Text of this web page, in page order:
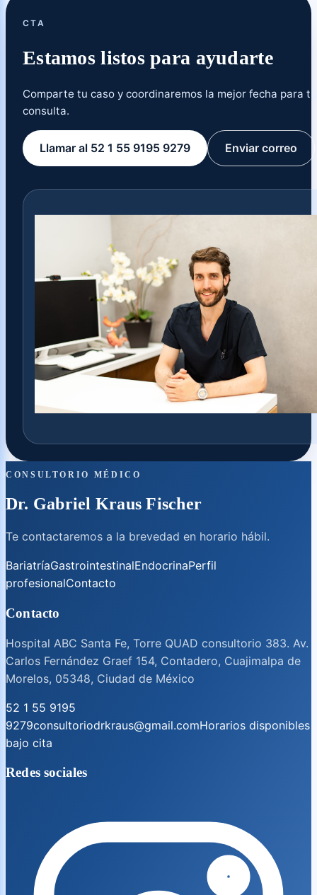
CTA
Estamos listos para ayudarte
Comparte tu caso y coordinaremos la mejor fecha para tu
consulta.
Llamar al 52 1 55 9195 9279 Enviar correo
CONSULTORIO MÉDICO
Dr. Gabriel Kraus Fischer
Te contactaremos a la brevedad en horario hábil.
BariatríaGastrointestinalEndocrinaPerfil
profesionalContacto
Contacto
Hospital ABC Santa Fe, Torre QUAD consultorio 383. Av.
Carlos Fernández Graef 154, Contadero, Cuajimalpa de
Morelos, 05348, Ciudad de México
52 1 55 9195
9279consultoriodrkraus@gmail.comHorarios disponibles
bajo cita
Redes sociales